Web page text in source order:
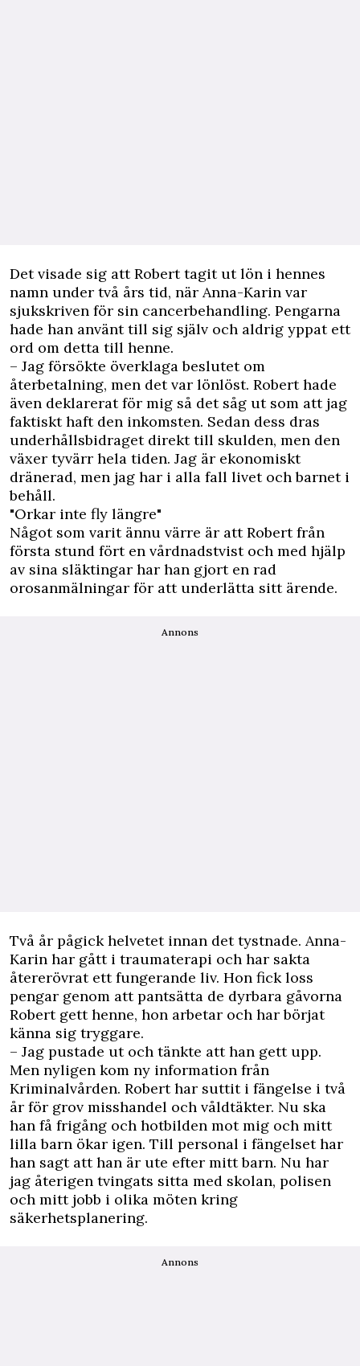
Det visade sig att Robert tagit ut lön i hennes
namn under två års tid, när Anna-Karin var
sjukskriven för sin cancerbehandling. Pengarna
hade han använt till sig själv och aldrig yppat ett
ord om detta till henne.
– Jag försökte överklaga beslutet om
återbetalning, men det var lönlöst. Robert hade
även deklarerat för mig så det såg ut som att jag
faktiskt haft den inkomsten. Sedan dess dras
underhållsbidraget direkt till skulden, men den
växer tyvärr hela tiden. Jag är ekonomiskt
dränerad, men jag har i alla fall livet och barnet i
behåll.
"Orkar inte fly längre"
Något som varit ännu värre är att Robert från
första stund fört en vårdnadstvist och med hjälp
av sina släktingar har han gjort en rad
orosanmälningar för att underlätta sitt ärende.
Annons
Två år pågick helvetet innan det tystnade. Anna-
Karin har gått i traumaterapi och har sakta
återerövrat ett fungerande liv. Hon fick loss
pengar genom att pantsätta de dyrbara gåvorna
Robert gett henne, hon arbetar och har börjat
känna sig tryggare.
– Jag pustade ut och tänkte att han gett upp.
Men nyligen kom ny information från
Kriminalvården. Robert har suttit i fängelse i två
år för grov misshandel och våldtäkter. Nu ska
han få frigång och hotbilden mot mig och mitt
lilla barn ökar igen. Till personal i fängelset har
han sagt att han är ute efter mitt barn. Nu har
jag återigen tvingats sitta med skolan, polisen
och mitt jobb i olika möten kring
säkerhetsplanering.
Annons